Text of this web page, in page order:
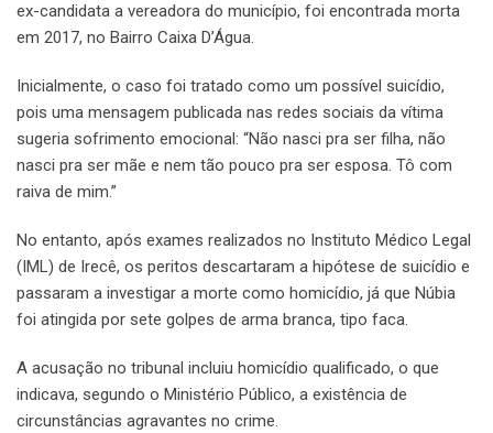
ex-candidata a vereadora do município, foi encontrada morta
em 2017, no Bairro Caixa D’Água.
Inicialmente, o caso foi tratado como um possível suicídio,
pois uma mensagem publicada nas redes sociais da vítima
sugeria sofrimento emocional: “Não nasci pra ser filha, não
nasci pra ser mãe e nem tão pouco pra ser esposa. Tô com
raiva de mim.”
No entanto, após exames realizados no Instituto Médico Legal
(IML) de Irecê, os peritos descartaram a hipótese de suicídio e
passaram a investigar a morte como homicídio, já que Núbia
foi atingida por sete golpes de arma branca, tipo faca.
A acusação no tribunal incluiu homicídio qualificado, o que
indicava, segundo o Ministério Público, a existência de
circunstâncias agravantes no crime.